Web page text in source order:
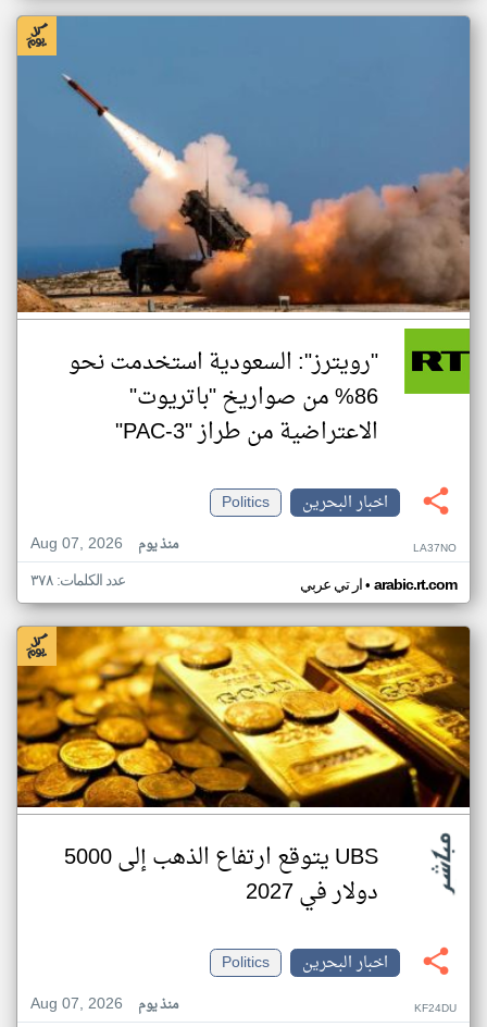
"رويترز": السعودية استخدمت نحو
86% من صواريخ "باتريوت"
الاعتراضية من طراز "PAC-3"
اخبار البحرين
Politics
Aug 07, 2026
منذ يوم LA37NO
ار تي عربي• arabic.rt.com عدد الكلمات: ٣٧٨
UBS يتوقع ارتفاع الذهب إلى 5000
دولار في 2027
اخبار البحرين
Politics
Aug 07, 2026
منذ يوم KF24DU